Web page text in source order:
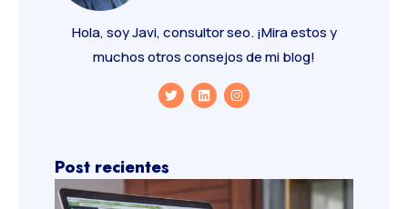
Hola, soy Javi, consultor seo. ¡Mira estos y
muchos otros consejos de mi blog!
Post recientes